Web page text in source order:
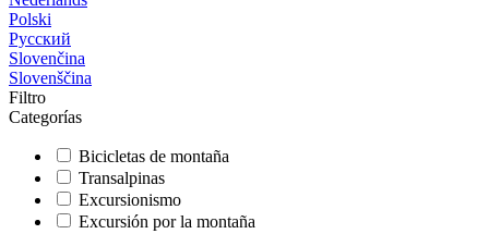
Polski
Русский
Slovenčina
Slovenščina
Filtro
Categorías
Bicicletas de montaña
Transalpinas
Excursionismo
Excursión por la montaña